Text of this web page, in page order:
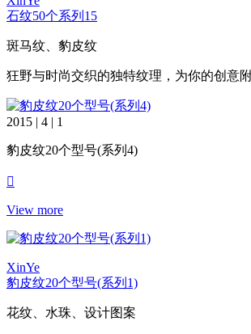
石纹50个系列15
斑马纹、豹皮纹
狂野与时尚交织的独特纹理，为你的创意
2015 | 4 | 1
豹皮纹20个型号(系列4)
View more
XinYe
豹皮纹20个型号(系列1)
花纹、水珠、设计图案